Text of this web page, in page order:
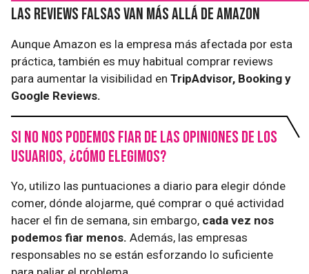
Las reviews falsas van más allá de Amazon
Aunque Amazon es la empresa más afectada por esta
práctica, también es muy habitual comprar reviews
para aumentar la visibilidad en TripAdvisor, Booking y
Google Reviews.
Si no nos podemos fiar de las opiniones de los
usuarios, ¿cómo elegimos?
Yo, utilizo las puntuaciones a diario para elegir dónde
comer, dónde alojarme, qué comprar o qué actividad
hacer el fin de semana, sin embargo, cada vez nos
podemos fiar menos. Además, las empresas
responsables no se están esforzando lo suficiente